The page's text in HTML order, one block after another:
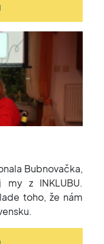
Bubnovačka,
z INKLUBU.
toho, že nám